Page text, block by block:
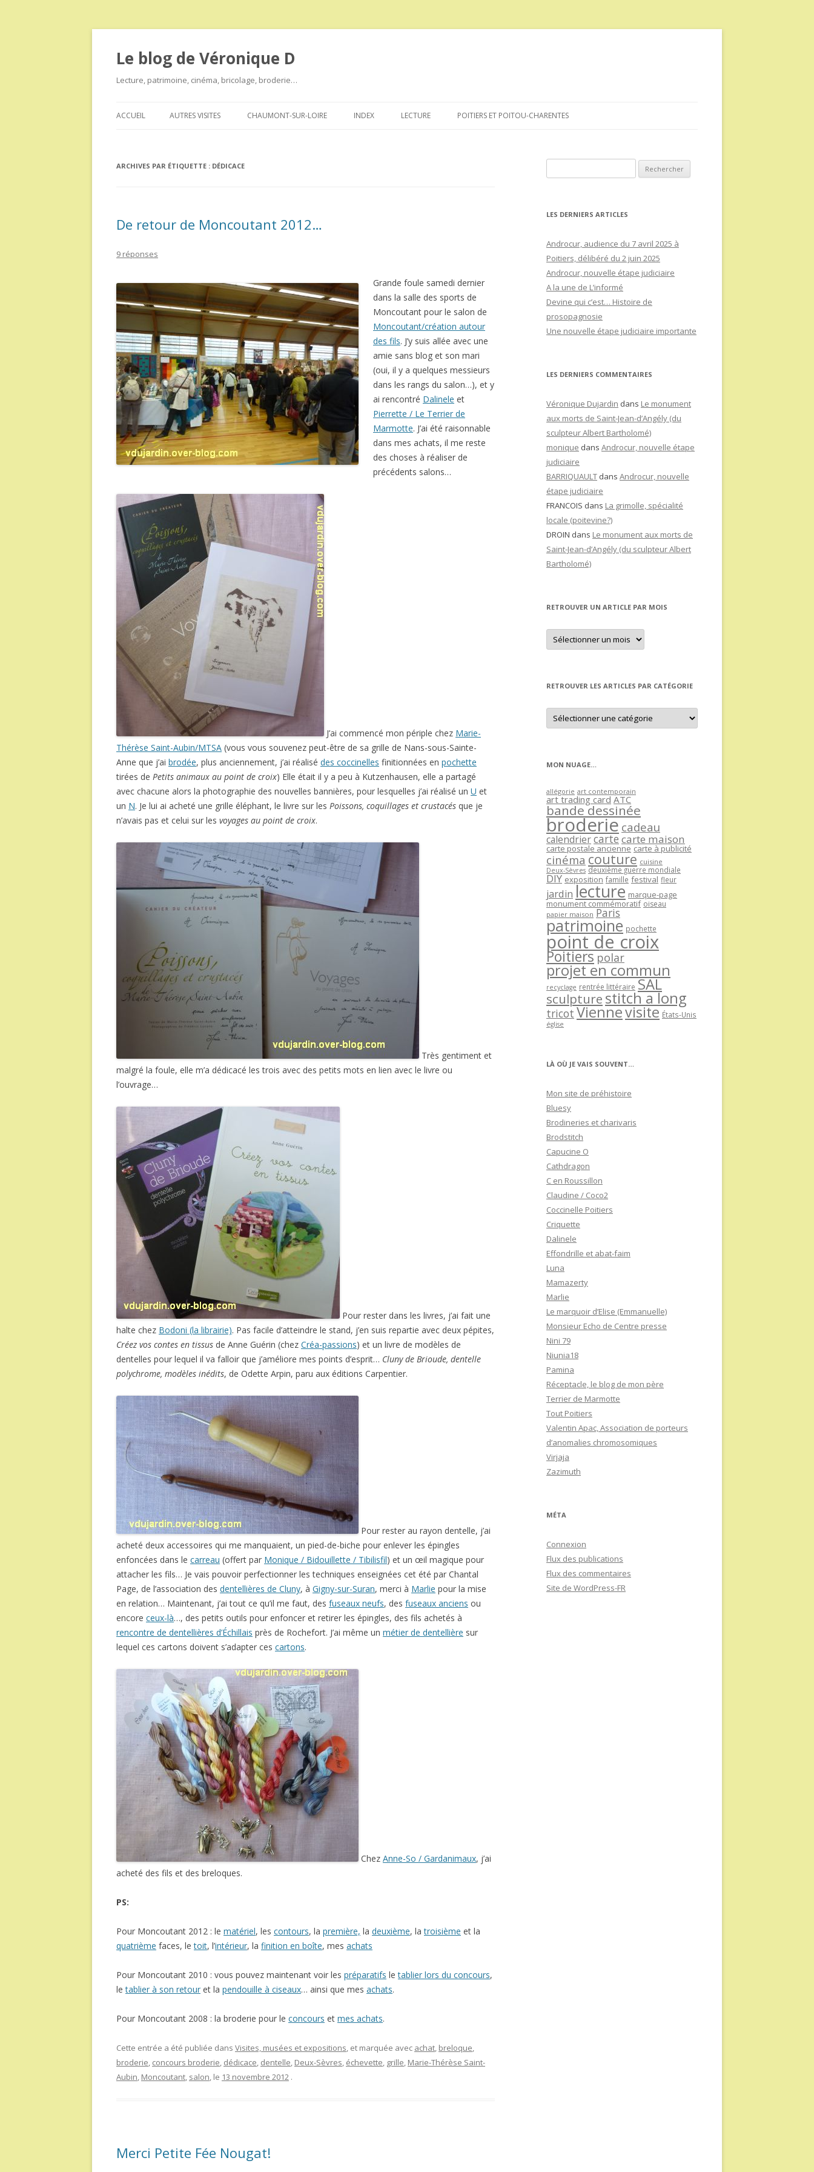
Le blog de Véronique D
Lecture, patrimoine, cinéma, bricolage, broderie…
au
ACCUEIL AUTRES VISITES CHAUMONT-SUR-LOIRE INDEX LECTURE POITIERS ET POITOU-CHARENTES
ARCHIVES PAR ÉTIQUETTE : DÉDICACE
De retour de Moncoutant 2012…
9 réponses
Grande foule samedi dernier
dans la salle des sports de
Moncoutant pour le salon de
Moncoutant/création autour
des fils. J’y suis allée avec une
amie sans blog et son mari
(oui, il y a quelques messieurs
dans les rangs du salon…), et y
ai rencontré Dalinele et
Pierrette / Le Terrier de
Marmotte. J’ai été raisonnable
dans mes achats, il me reste
des choses à réaliser de
précédents salons…
J’ai commencé mon périple chez Marie-
Thérèse Saint-Aubin/MTSA (vous vous souvenez peut-être de sa grille de Nans-sous-Sainte-
Anne que j’ai brodée, plus anciennement, j’ai réalisé des coccinelles finitionnées en pochette
tirées de Petits animaux au point de croix) Elle était il y a peu à Kutzenhausen, elle a partagé
avec chacune alors la photographie des nouvelles bannières, pour lesquelles j’ai réalisé un U et
un N. Je lui ai acheté une grille éléphant, le livre sur les Poissons, coquillages et crustacés que je
n’avais pas et celui sur les voyages au point de croix.
Très gentiment et
malgré la foule, elle m’a dédicacé les trois avec des petits mots en lien avec le livre ou
l’ouvrage…
Pour rester dans les livres, j’ai fait une
halte chez Bodoni (la librairie). Pas facile d’atteindre le stand, j’en suis repartie avec deux pépites,
Créez vos contes en tissus de Anne Guérin (chez Créa-passions) et un livre de modèles de
dentelles pour lequel il va falloir que j’améliore mes points d’esprit… Cluny de Brioude, dentelle
polychrome, modèles inédits, de Odette Arpin, paru aux éditions Carpentier.
Pour rester au rayon dentelle, j’ai
acheté deux accessoires qui me manquaient, un pied-de-biche pour enlever les épingles
enfoncées dans le carreau (offert par Monique / Bidouillette / Tibilisfil) et un œil magique pour
attacher les fils… Je vais pouvoir perfectionner les techniques enseignées cet été par Chantal
Page, de l’association des dentellières de Cluny, à Gigny-sur-Suran, merci à Marlie pour la mise
en relation… Maintenant, j’ai tout ce qu’il me faut, des fuseaux neufs, des fuseaux anciens ou
encore ceux-là…, des petits outils pour enfoncer et retirer les épingles, des fils achetés à
rencontre de dentellières d’Échillais près de Rochefort. J’ai même un métier de dentellière sur
lequel ces cartons doivent s’adapter ces cartons.
Chez Anne-So / Gardanimaux, j’ai
acheté des fils et des breloques.
PS:
Pour Moncoutant 2012 : le matériel, les contours, la première, la deuxième, latroisième et la
quatrième faces, letoit, l’intérieur, la finition en boîte, mes achats
Pour Moncoutant 2010 : vous pouvez maintenant voir les préparatifs letablier lors du concours,
letablier à son retour et la pendouille à ciseaux… ainsi que mes achats.
Pour Moncoutant 2008 : la broderie pour le concours et mes achats.
Cette entrée a été publiée dans Visites, musées et expositions, et marquée avec achat, breloque,
broderie, concours broderie, dédicace, dentelle, Deux-Sèvres, échevette, grille, Marie-Thérèse Saint-
Aubin, Moncoutant, salon, le 13 novembre 2012 .
Merci Petite Fée Nougat!
LES DERNIERS ARTICLES
Androcur, audience du 7 avril 2025 à
Poitiers, délibéré du 2 juin 2025
Androcur, nouvelle étape judiciaire
A la une de L’informé
Devine qui c’est… Histoire de
prosopagnosie
Une nouvelle étape judiciaire importante
LES DERNIERS COMMENTAIRES
Véronique Dujardin dans Le monument
aux morts de Saint-Jean-d’Angély (du
sculpteur Albert Bartholomé)
monique dans Androcur, nouvelle étape
judiciaire
BARRIQUAULT dans Androcur, nouvelle
étape judiciaire
FRANCOIS dans La grimolle, spécialité
locale (poitevine?)
DROIN dans Le monument aux morts de
Saint-Jean-d’Angély (du sculpteur Albert
Bartholomé)
RETROUVER UN ARTICLE PAR MOIS
Retrouver
un
article
RETROUVER LES ARTICLES PAR CATÉGORIE
Retrouver
les
articles
MON NUAGE…
allégorie art contemporain
art trading card ATC
bande dessinée
broderie cadeau
calendriercartecarte maison
carte postale ancienne carte à publicité
cinéma couture cuisine
Deux-Sèvres deuxième guerre mondiale
DIY exposition famille festival fleur
jardin lecture marque-page
monument commémoratif oiseau
papier maison Paris
patrimoine pochette
point de croix
Poitiers polar
projet en commun
recyclage rentrée littéraire SAL
sculpture stitch a long
tricot Viennevisite États-Unis
église
LÀ OÙ JE VAIS SOUVENT…
Mon site de préhistoire
Bluesy
Brodineries et charivaris
Brodstitch
Capucine O
Cathdragon
C en Roussillon
Claudine / Coco2
Coccinelle Poitiers
Criquette
Dalinele
Effondrille et abat-faim
Luna
Mamazerty
Marlie
Le marquoir d’Elise (Emmanuelle)
Monsieur Echo de Centre presse
Nini 79
Niunia18
Pamina
Réceptacle, le blog de mon père
Terrier de Marmotte
Tout Poitiers
Valentin Apac, Association de porteurs
d’anomalies chromosomiques
Virjaja
Zazimuth
MÉTA
Connexion
Flux des publications
Flux des commentaires
Site de WordPress-FR